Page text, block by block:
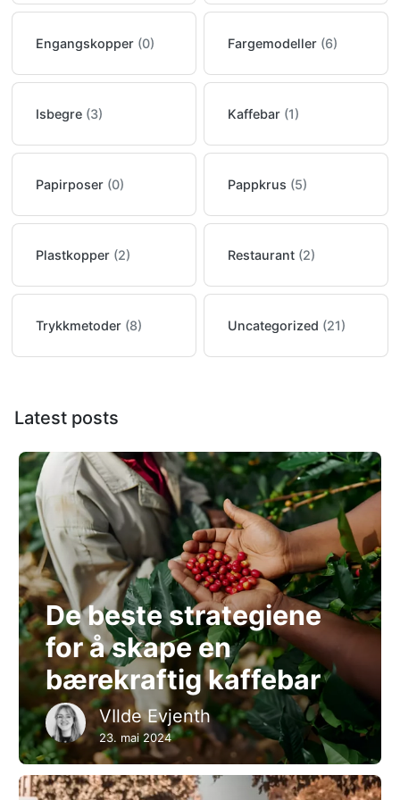
Engangskopper (0) Fargemodeller (6)
Isbegre (3) Kaffebar (1)
Papirposer (0) Pappkrus (5)
Plastkopper (2) Restaurant (2)
Trykkmetoder (8) Uncategorized (21)
Latest posts
De beste strategiene
for å skape en
bærekraftig kaffebar
VIlde Evjenth
23. mai 2024